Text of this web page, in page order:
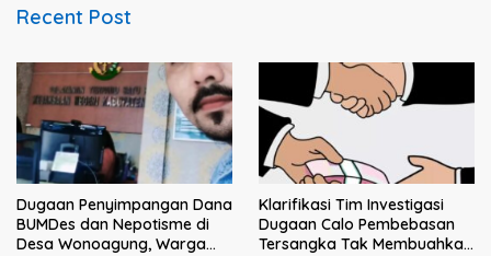
Recent Post
Dugaan Penyimpangan Dana
BUMDes dan Nepotisme di
Desa Wonoagung, Warga
Klarifikasi Tim Investigasi
Dugaan Calo Pembebasan
Tersangka Tak Membuahkan